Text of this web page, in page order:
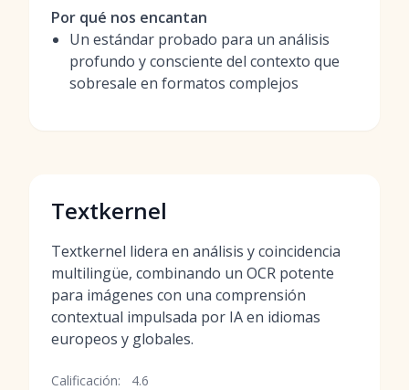
Por qué nos encantan
Un estándar probado para un análisis
profundo y consciente del contexto que
sobresale en formatos complejos
Textkernel
Textkernel lidera en análisis y coincidencia
multilingüe, combinando un OCR potente
para imágenes con una comprensión
contextual impulsada por IA en idiomas
europeos y globales.
Calificación: 4.6